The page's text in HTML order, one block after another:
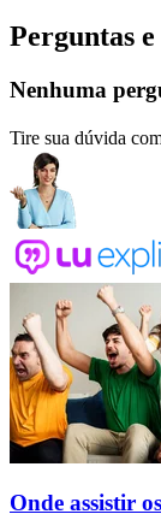
Perguntas e
Nenhuma
Tire sua dúvida
Onde assistir